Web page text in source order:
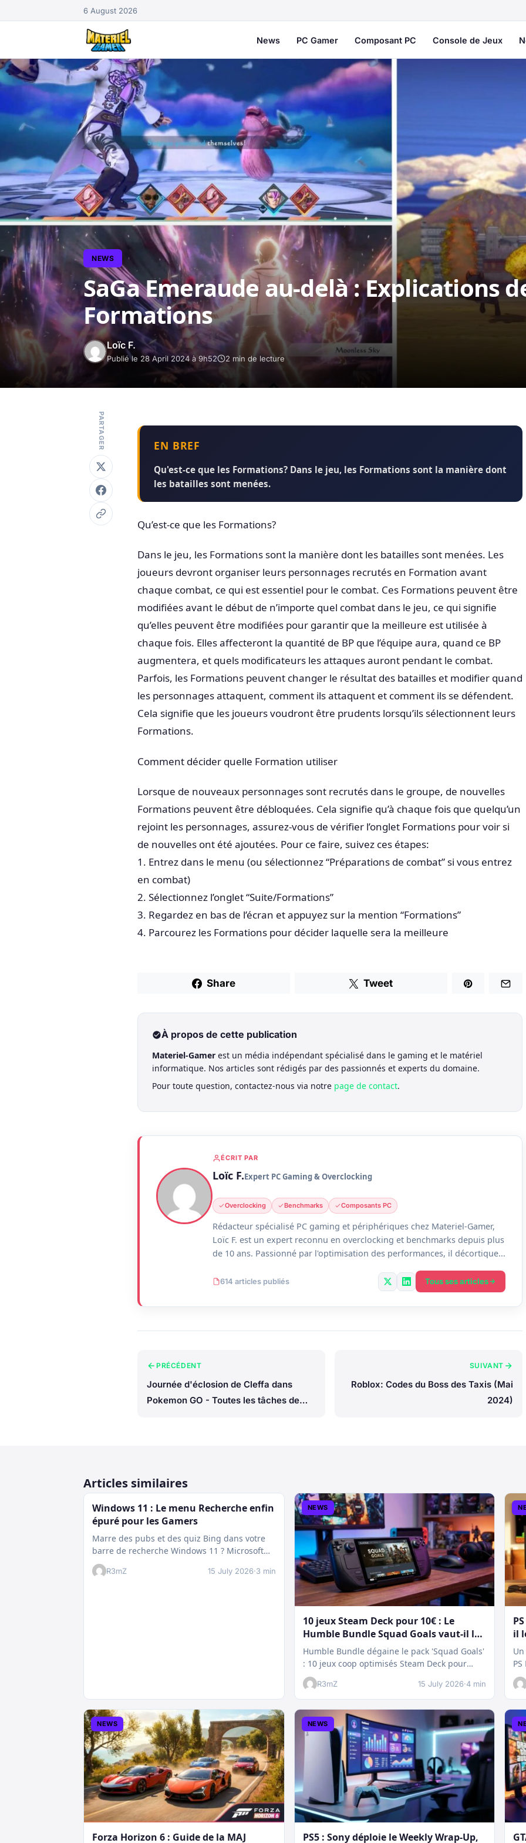
6 August 2026
News PC Gamer Composant PC Console de Jeux
NEWS
SaGa Emeraude au-delà : Explications
Formations
Loïc F.
Publié le 28 April 2024 à 9h52 2 min de lecture
PARTAGER EN BREF
Qu'est-ce que les Formations? Dans le jeu, les Formations sont la manière dont
les batailles sont menées.
Qu’est-ce que les Formations?
Dans le jeu, les Formations sont la manière dont les batailles sont menées. Les
joueurs devront organiser leurs personnages recrutés en Formation avant
chaque combat, ce qui est essentiel pour le combat. Ces Formations peuvent être
modifiées avant le début de n’importe quel combat dans le jeu, ce qui signifie
qu’elles peuvent être modifiées pour garantir que la meilleure est utilisée à
chaque fois. Elles affecteront la quantité de BP que l’équipe aura, quand ce BP
augmentera, et quels modificateurs les attaques auront pendant le combat.
Parfois, les Formations peuvent changer le résultat des batailles et modifier quand
les personnages attaquent, comment ils attaquent et comment ils se défendent.
Cela signifie que les joueurs voudront être prudents lorsqu’ils sélectionnent leurs
Formations.
Comment décider quelle Formation utiliser
Lorsque de nouveaux personnages sont recrutés dans le groupe, de nouvelles
Formations peuvent être débloquées. Cela signifie qu’à chaque fois que quelqu’un
rejoint les personnages, assurez-vous de vérifier l’onglet Formations pour voir si
de nouvelles ont été ajoutées. Pour ce faire, suivez ces étapes:
1. Entrez dans le menu (ou sélectionnez “Préparations de combat” si vous entrez
en combat)
2. Sélectionnez l’onglet “Suite/Formations”
3. Regardez en bas de l’écran et appuyez sur la mention “Formations”
4. Parcourez les Formations pour décider laquelle sera la meilleure
Share Tweet
À propos de cette publication
Materiel-Gamer est un média indépendant spécialisé dans le gaming et le matériel
informatique. Nos articles sont rédigés par des passionnés et experts du domaine.
Pour toute question, contactez-nous via notre page de contact.
ÉCRIT PAR
Loïc F.Expert PC Gaming & Overclocking
Overclocking Benchmarks Composants PC
Rédacteur spécialisé PC gaming et périphériques chez Materiel-Gamer,
Loïc F. est un expert reconnu en overclocking et benchmarks depuis plus
de 10 ans. Passionné par l'optimisation des performances, il décortique...
614 articles publiés Tous ses articles
PRÉCÉDENT
Journée d'éclosion de Cleffa dans
Pokemon GO - Toutes les tâches de
SUIVANT
Roblox: Codes du Boss des Taxis (Mai
2024)
Articles similaires
Windows 11 : Le menu Recherche enfin
épuré pour les Gamers
Marre des pubs et des quiz Bing dans votre
barre de recherche Windows 11 ? Microsoft
prépare enfin un nettoyage…
R3mZ 15 July 2026·3 min
NEWS
10 jeux Steam Deck pour 10€ : Le
Humble Bundle Squad Goals vaut-il le
coup ?
Humble Bundle dégaine le pack 'Squad Goals'
: 10 jeux coop optimisés Steam Deck pour
seulement 10€. Un bon plan…
R3mZ 15 July 2026·4 min
il
NEWS
Forza Horizon 6 : Guide de la MAJ
NEWS
PS5 : Sony déploie le Weekly Wrap-Up,